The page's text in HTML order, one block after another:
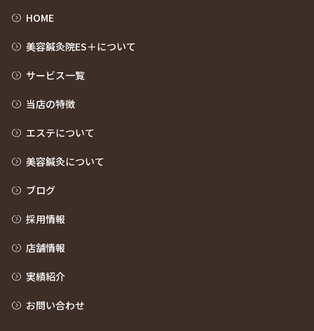
HOME
美容鍼灸院ES＋について
サービス一覧
当店の特徴
エステについて
美容鍼灸について
ブログ
採用情報
店舗情報
実績紹介
お問い合わせ